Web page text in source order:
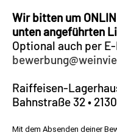
Wir bitten um
unten angeführten
Optional auch per
Raiffeisen-
Bahnstraße 32 •
Mit dem Absenden deiner